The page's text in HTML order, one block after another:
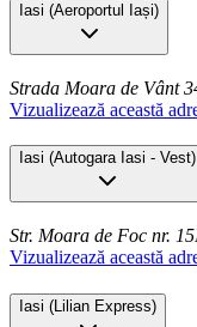
Iasi (Aeroportul Iași)
Strada Moara de Vânt
Vizualizează această
Iasi (Autogara Iasi - Vest)
Str. Moara de Foc nr. 15
Vizualizează această
Iasi ( Lilian Express)